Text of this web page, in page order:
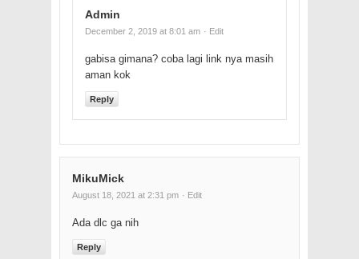
Admin
December 2, 2019 at 8:01 am · Edit
gabisa gimana? coba lagi link nya masih
aman kok
Reply
MikuMick
August 18, 2021 at 2:31 pm · Edit
Ada dlc ga nih
Reply